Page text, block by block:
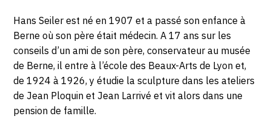
VOL. 3 : CRAYONS DE COULEUR ET FUSAINS
CONTACT
Hans Seiler est né en 1907 et a passé son enfance à
Berne où son père était médecin. A 17 ans sur les
conseils d’un ami de son père, conservateur au musée
de Berne, il entre à l’école des Beaux-Arts de Lyon et,
de 1924 à 1926, y étudie la sculpture dans les ateliers
de Jean Ploquin et Jean Larrivé et vit alors dans une
pension de famille.